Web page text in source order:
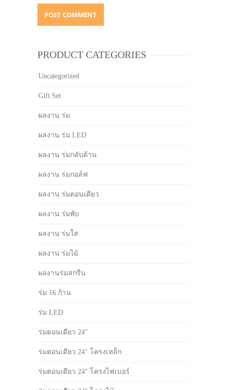
PRODUCT CATEGORIES
Uncategorized
Gift Set
ผลงาน ร่ม
ผลงาน ร่ม LED
ผลงาน ร่มกลับด้าน
ผลงาน ร่มกอล์ฟ
ผลงาน ร่มตอนเดียว
ผลงาน ร่มพับ
ผลงาน ร่มใส
ผลงาน ร่มไม้
ผลงานร่มสกรีน
ร่ม 16 ก้าน
ร่ม LED
ร่มตอนเดียว 24"
ร่มตอนเดียว 24" โครงเหล็ก
ร่มตอนเดียว 24" โครงไฟเบอร์